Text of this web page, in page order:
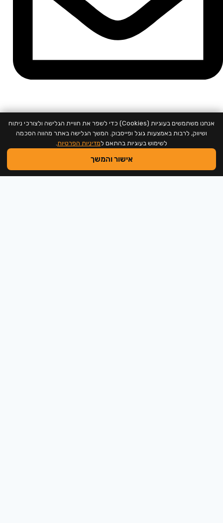
2026 @ כל הזכויות שמורות למכללה לחינוך חדש
אנחנו משתמשים בעוגיות (Cookies) כדי לשפר את חוויית הגלישה ולצורכי ניתוח
ושיווק, לרבות באמצעות גוגל ופייסבוק. המשך הגלישה באתר מהווה הסכמה
לשימוש בעוגיות בהתאם למדיניות הפרטיות.
אישור והמשך